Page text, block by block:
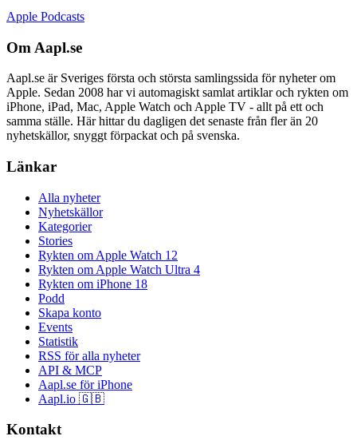
Apple Podcasts
Om Aapl.se
Aapl.se är Sveriges första och största samlingssida för nyheter om
Apple. Sedan 2008 har vi automagiskt samlat artiklar och rykten om
iPhone, iPad, Mac, Apple Watch och Apple TV - allt på ett och
samma ställe. Här hittar du dagligen det senaste från fler än 20
nyhetskällor, snyggt förpackat och på svenska.
Länkar
Alla nyheter
Nyhetskällor
Kategorier
Stories
Rykten om Apple Watch 12
Rykten om Apple Watch Ultra 4
Rykten om iPhone 18
Podd
Skapa konto
Events
Statistik
RSS för alla nyheter
API & MCP
Aapl.se för iPhone
Aapl.io 🇬🇧
Kontakt